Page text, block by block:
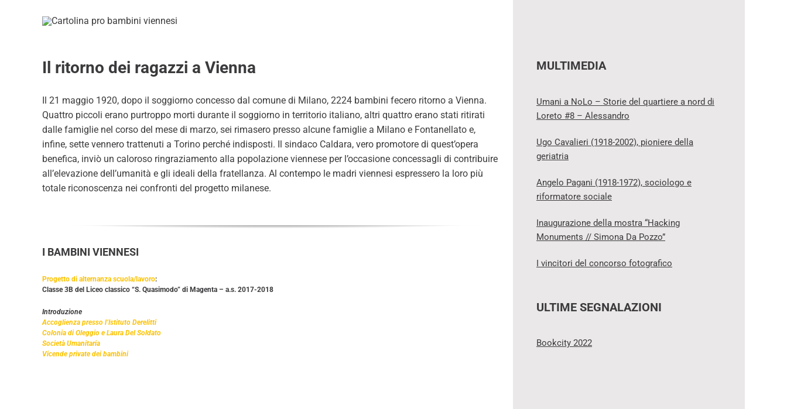
Il ritorno dei ragazzi a Vienna
Il 21 maggio 1920, dopo il soggiorno concesso dal comune di Milano, 2224 bambini fecero ritorno a Vienna.
Quattro piccoli erano purtroppo morti durante il soggiorno in territorio italiano, altri quattro erano stati ritirati
dalle famiglie nel corso del mese di marzo, sei rimasero presso alcune famiglie a Milano e Fontanellato e,
infine, sette vennero trattenuti a Torino perché indisposti. Il sindaco Caldara, vero promotore di quest’opera
benefica, inviò un caloroso ringraziamento alla popolazione viennese per l’occasione concessagli di contribuire
all’elevazione dell’umanità e gli ideali della fratellanza. Al contempo le madri viennesi espressero la loro più
totale riconoscenza nei confronti del progetto milanese.
I BAMBINI VIENNESI
Progetto di alternanza scuola/lavoro:
Classe 3B del Liceo classico “S. Quasimodo” di Magenta – a.s. 2017-2018
Introduzione
Accoglienza presso l’Istituto Derelitti
Colonia di Oleggio e Laura Del Soldato
Società Umanitaria
Vicende private dei bambini
MULTIMEDIA
Umani a NoLo – Storie del quartiere a nord di
Loreto #8 – Alessandro
Ugo Cavalieri (1918-2002), pioniere della
geriatria
Angelo Pagani (1918-1972), sociologo e
riformatore sociale
Inaugurazione della mostra “Hacking
Monuments // Simona Da Pozzo”
I vincitori del concorso fotografico
ULTIME SEGNALAZIONI
Bookcity 2022